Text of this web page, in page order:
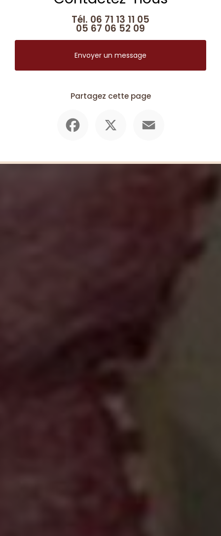
Tél. 06 71 13 11 05
05 67 06 52 09
Envoyer un message
Partagez cette page